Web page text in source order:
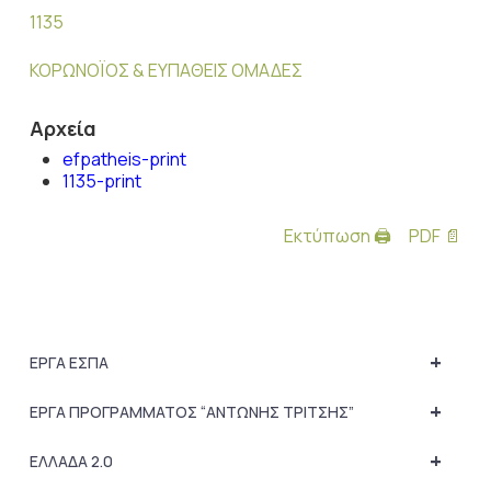
1135
ΚΟΡΩΝΟΪΟΣ & ΕΥΠΑΘΕΙΣ ΟΜΑΔΕΣ
Αρχεία
efpatheis-print
1135-print
Εκτύπωση 🖨 PDF 📄
+
ΕΡΓΑ ΕΣΠΑ
+
ΕΡΓΑ ΠΡΟΓΡΑΜΜΑΤΟΣ “ΑΝΤΩΝΗΣ ΤΡΙΤΣΗΣ”
+
ΕΛΛΑΔΑ 2.0